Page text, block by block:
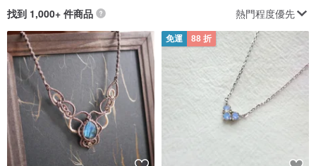
找到 1,000+ 件商品 熱門程度優先
免運 88 折